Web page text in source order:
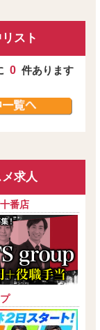
スト
0 件あります
求人
番店